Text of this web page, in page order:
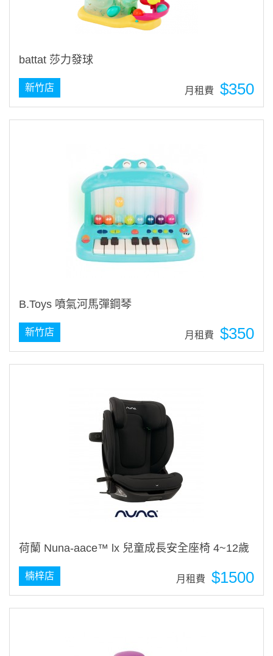
battat 莎力發球
$350
月租費
新竹店
B.Toys 噴氣河馬彈鋼琴
$350
月租費
新竹店
荷蘭 Nuna-aace™ lx 兒童成長安全座椅 4~12歲
$1500
月租費
楠梓店